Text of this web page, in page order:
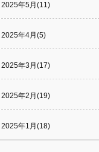
2025年5月(11)
2025年4月(5)
2025年3月(17)
2025年2月(19)
2025年1月(18)